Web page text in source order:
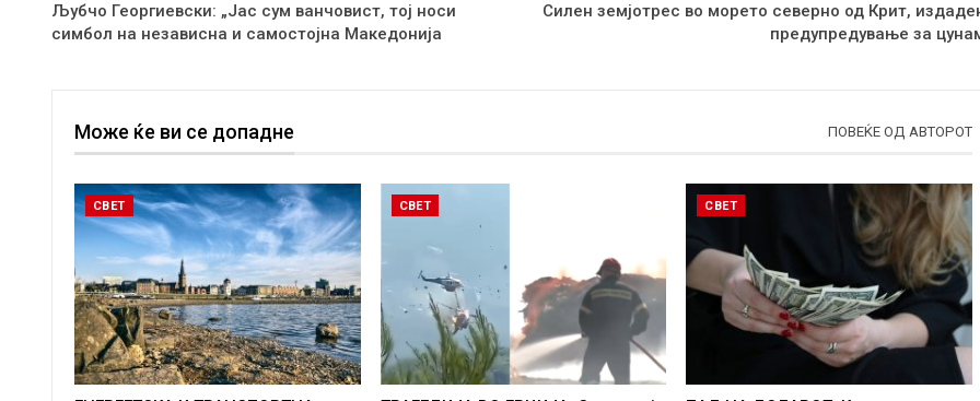
Љубчо Георгиевски: „Јас сум ванчовист, тој носи
симбол на независна и самостојна Македонија
Силен земјотрес во морето северно од Крит,
предупредување за
Може ќе ви се допадне ПОВЕЌЕ ОД АВТОРОТ
СВЕТ СВЕТ СВЕТ